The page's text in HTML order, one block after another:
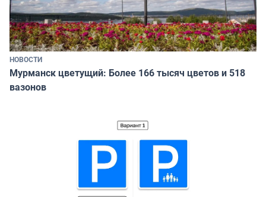
НОВОСТИ
Мурманск цветущий: Более 166 тысяч цветов и 518
вазонов